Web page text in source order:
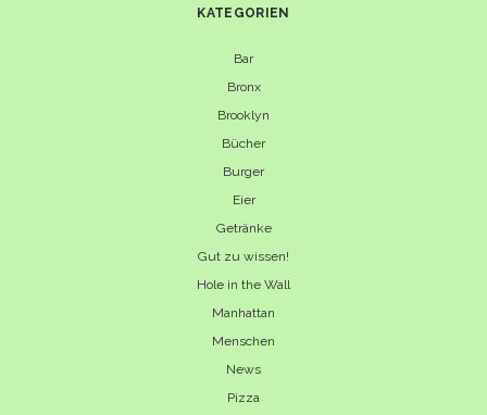
KATEGORIEN
Bar
Bronx
Brooklyn
Bücher
Burger
Eier
Getränke
Gut zu wissen!
Hole in the Wall
Manhattan
Menschen
News
Pizza